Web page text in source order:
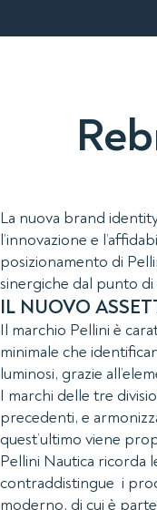
La nuova brand
l’innovazione e
posizionamento di
sinergiche dal punto di
IL NUOVO
Il marchio Pellini è
minimale che
luminosi, grazie
I marchi delle tre
precedenti, e
quest’ultimo viene
Pellini Nautica ricorda
contraddistingue i
moderno, di cui è